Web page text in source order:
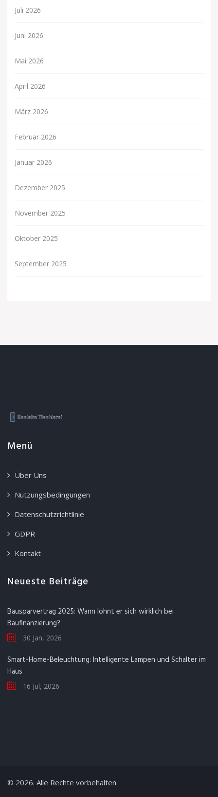
Juli 2026
Juni 2026
Mai 2026
April 2026
März 2026
Februar 2026
Januar 2026
Dezember 2025
November 2025
Oktober 2025
September 2025
Menü
Über Uns
Nutzungsbedingungen
Datenschutzrichtlinie
GDPR
Kontakt
Neueste Beiträge
Bausparvertrag 2025: Wann lohnt er sich wirklich bei
Baufinanzierung?
30 Jan, 2026
Smart-Home-Beleuchtung: Intelligente Lampen und Schalter im
Haus
16 Jul, 2026
© 2026. Alle Rechte vorbehalten.